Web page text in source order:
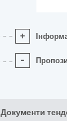
+
-
Документи